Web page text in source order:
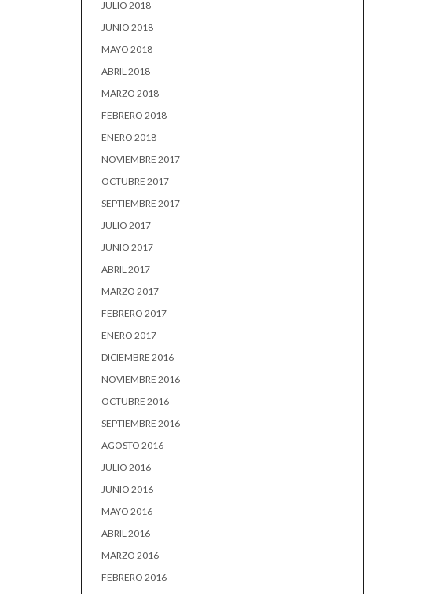
JULIO 2018
JUNIO 2018
MAYO 2018
ABRIL 2018
MARZO 2018
FEBRERO 2018
ENERO 2018
NOVIEMBRE 2017
OCTUBRE 2017
SEPTIEMBRE 2017
JULIO 2017
JUNIO 2017
ABRIL 2017
MARZO 2017
FEBRERO 2017
ENERO 2017
DICIEMBRE 2016
NOVIEMBRE 2016
OCTUBRE 2016
SEPTIEMBRE 2016
AGOSTO 2016
JULIO 2016
JUNIO 2016
MAYO 2016
ABRIL 2016
MARZO 2016
FEBRERO 2016